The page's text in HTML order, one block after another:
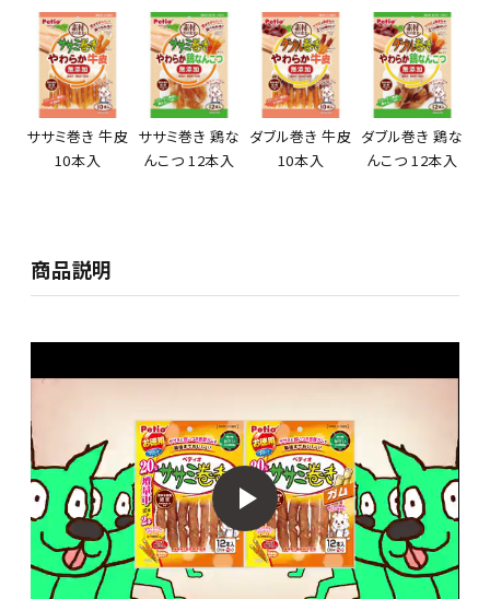
ササミ巻き 牛皮
10本入
ササミ巻き 鶏な
んこつ 12本入
ダブル巻き 牛皮
10本入
ダブル巻き 鶏な
んこつ 12本入
商品説明